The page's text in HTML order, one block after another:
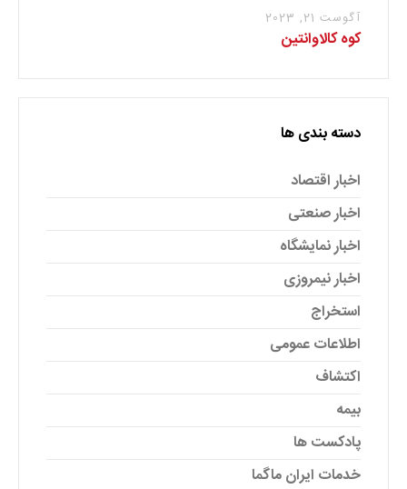
آگوست 21, 2023
کوه کالاوانتین
دسته بندی ها
اخبار اقتصاد
اخبار صنعتی
اخبار نمایشگاه
اخبار نیمروزی
استخراج
اطلاعات عمومی
اکتشاف
بیمه
پادکست ها
خدمات ایران ماگما